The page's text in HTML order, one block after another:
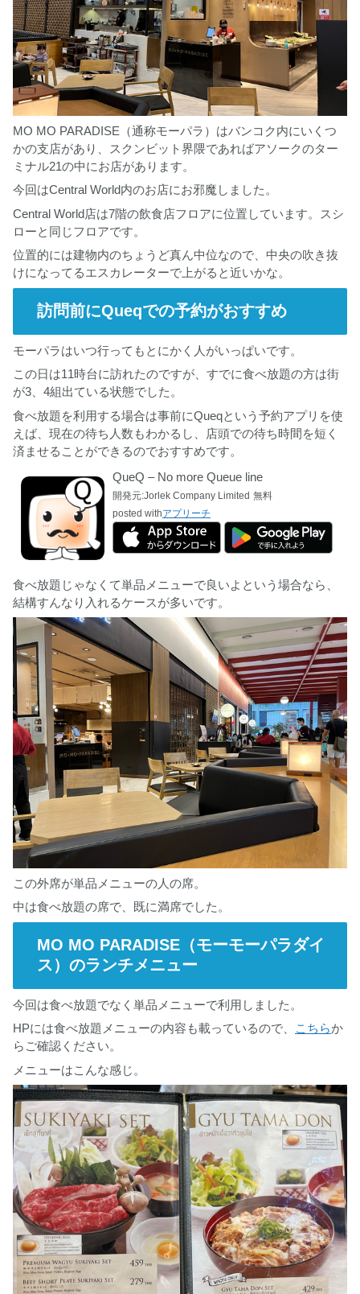
MO MO PARADISE（通称モーパラ）はバンコク内にいくつ
かの支店があり、スクンビット界隈であればアソークのター
ミナル21の中にお店があります。
今回はCentral World内のお店にお邪魔しました。
Central World店は7階の飲食店フロアに位置しています。スシ
ローと同じフロアです。
位置的には建物内のちょうど真ん中位なので、中央の吹き抜
けになってるエスカレーターで上がると近いかな。
訪問前にQueqでの予約がおすすめ
モーパラはいつ行ってもとにかく人がいっぱいです。
この日は11時台に訪れたのですが、すでに食べ放題の方は街
が3、4組出ている状態でした。
食べ放題を利用する場合は事前にQueqという予約アプリを使
えば、現在の待ち人数もわかるし、店頭での待ち時間を短く
済ませることができるのでおすすめです。
QueQ – No more Queue line
開発元:Jorlek Company Limited 無料
posted withアプリーチ
食べ放題じゃなくて単品メニューで良いよという場合なら、
結構すんなり入れるケースが多いです。
この外席が単品メニューの人の席。
中は食べ放題の席で、既に満席でした。
MO MO PARADISE（モーモーパラダイ
ス）のランチメニュー
今回は食べ放題でなく単品メニューで利用しました。
HPには食べ放題メニューの内容も載っているので、
こちらか
らご確認ください。
メニューはこんな感じ。